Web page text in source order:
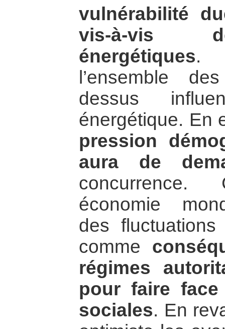
vulnérabilité
vis-à-vis
énergétiques.
l’ensemble
dessus
énergétique. En
pression
aura de
économie
des
comme
régimes
pour faire
sociales. En